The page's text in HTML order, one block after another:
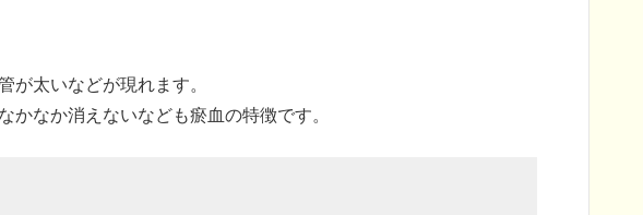
が太いなどが現れます。
かなか消えないなども瘀血の特徴です。